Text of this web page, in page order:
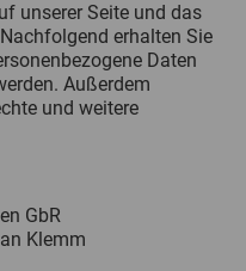
unserer Seite und das
erhalten Sie
Daten
Außerdem
und weitere
GbR
Klemm